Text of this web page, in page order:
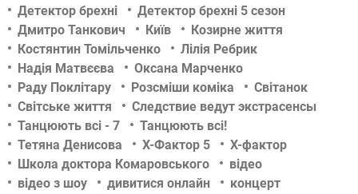
Детектор брехні
Детектор брехні 5 сезон
Дмитро Танкович
Київ
Козирне життя
Костянтин Томільченко
Лілія Ребрик
Надія Матвєєва
Оксана Марченко
Раду Поклітару
Розсміши коміка
Світанок
Світське життя
Следствие ведут экстрасенсы
Танцюють всі - 7
Танцюють всі!
Тетяна Денисова
Х-Фактор 5
Х-фактор
Школа доктора Комаровського
відео
відео з шоу
дивитися онлайн
концерт